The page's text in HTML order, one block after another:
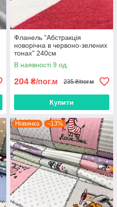
Фланель "Абстракція
новорічна в червоно-зелених
тонах" 240см
В наявності 9 од.
204 ₴/пог.м 235 ₴/пог.м
Купити
Новинка –13%